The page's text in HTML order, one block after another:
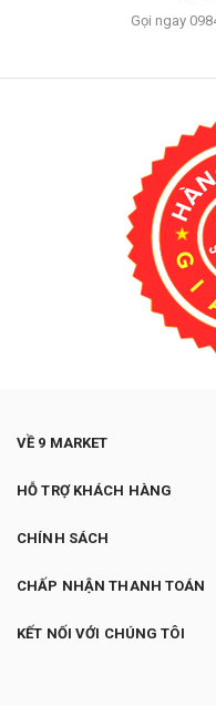
Gọi ngay
VỀ 9 MARKET
HỖ TRỢ KHÁCH HÀNG
CHÍNH SÁCH
CHẤP NHẬN THANH TOÁN
KẾT NỐI VỚI CHÚNG TÔI